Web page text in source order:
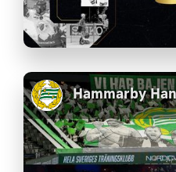
Hammarby